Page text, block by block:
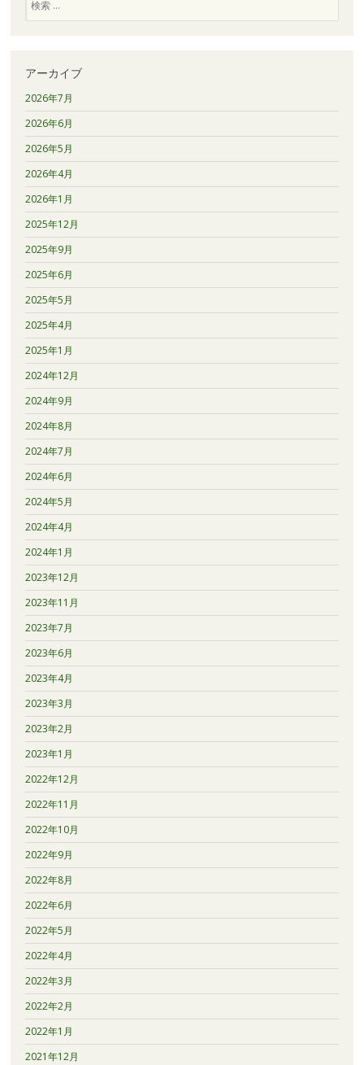
索
アーカイブ
2026年7月
2026年6月
2026年5月
2026年4月
2026年1月
2025年12月
2025年9月
2025年6月
2025年5月
2025年4月
2025年1月
2024年12月
2024年9月
2024年8月
2024年7月
2024年6月
2024年5月
2024年4月
2024年1月
2023年12月
2023年11月
2023年7月
2023年6月
2023年4月
2023年3月
2023年2月
2023年1月
2022年12月
2022年11月
2022年10月
2022年9月
2022年8月
2022年6月
2022年5月
2022年4月
2022年3月
2022年2月
2022年1月
2021年12月